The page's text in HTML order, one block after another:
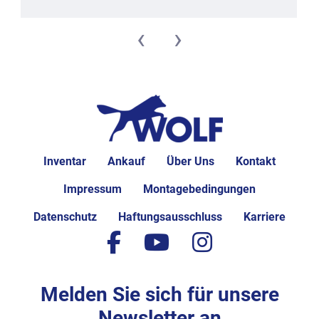
‹ ›
Inventar Ankauf Über Uns Kontakt
Impressum Montagebedingungen
Datenschutz Haftungsausschluss Karriere
facebook
youtubeinstagram
Melden Sie sich für unsere